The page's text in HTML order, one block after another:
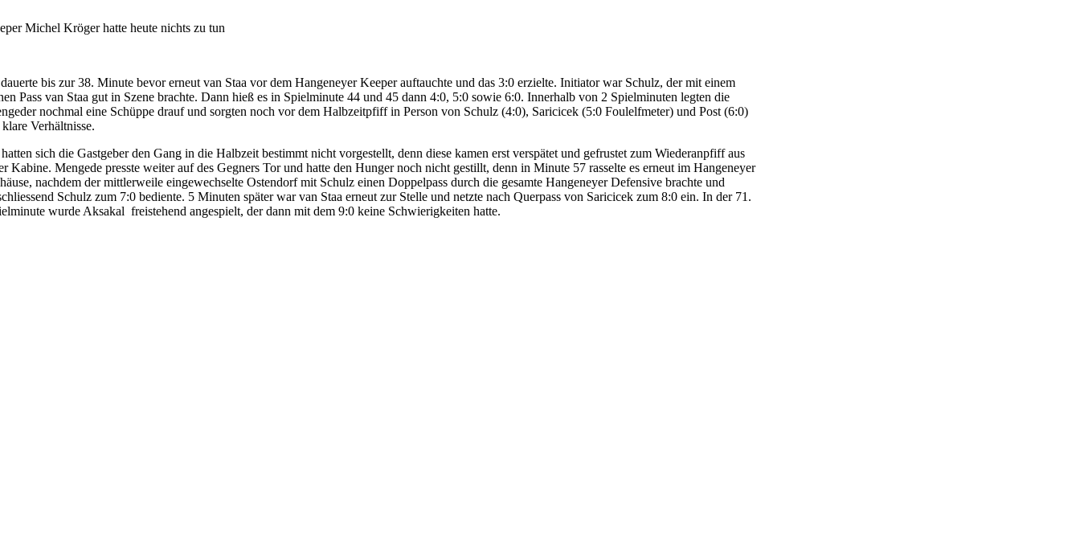
Michel Kröger hatte heute nichts zu tun
bis zur 38. Minute bevor erneut van Staa vor dem Hangeneyer Keeper auftauchte und das 3:0 erzielte. Initiator war Schulz, der mit einem
Pass van Staa gut in Szene brachte. Dann hieß es in Spielminute 44 und 45 dann 4:0, 5:0 sowie 6:0. Innerhalb von 2 Spielminuten legten die
nochmal eine Schüppe drauf und sorgten noch vor dem Halbzeitpfiff in Person von Schulz (4:0), Saricicek (5:0 Foulelfmeter) und Post (6:0)
Verhältnisse.
sich die Gastgeber den Gang in die Halbzeit bestimmt nicht vorgestellt, denn diese kamen erst verspätet und gefrustet zum Wiederanpfiff aus
Kabine. Mengede presste weiter auf des Gegners Tor und hatte den Hunger noch nicht gestillt, denn in Minute 57 rasselte es erneut im Hangeneyer
nachdem der mittlerweile eingewechselte Ostendorf mit Schulz einen Doppelpass durch die gesamte Hangeneyer Defensive brachte und
Schulz zum 7:0 bediente. 5 Minuten später war van Staa erneut zur Stelle und netzte nach Querpass von Saricicek zum 8:0 ein. In der 71.
wurde Aksakal freistehend angespielt, der dann mit dem 9:0 keine Schwierigkeiten hatte.